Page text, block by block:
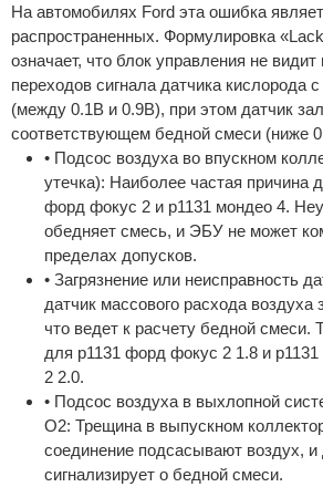
На автомобилях Ford эта ошибка
распространенных. Формулировка
означает, что блок управления не
переходов сигнала датчика кислорода
(между 0.1В и 0.9В), при этом датчик
соответствующем бедной смеси (ниже
• Подсос воздуха во впускном
утечка): Наиболее частая причина
форд фокус 2 и p1131 мондео 4.
обедняет смесь, и ЭБУ не может
пределах допусков.
• Загрязнение или неисправность
датчик массового расхода воздуха
что ведет к расчету бедной смеси.
для p1131 форд фокус 2 1.8 и
2 2.0.
• Подсос воздуха в выхлопной
O2: Трещина в выпускном
соединение подсасывают воздух,
сигнализирует о бедной смеси.